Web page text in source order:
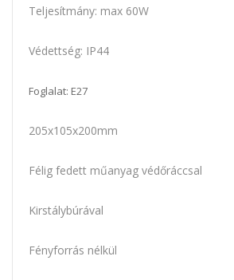
Teljesítmány: max 60W
Védettség: IP44
Foglalat: E27
205x105x200mm
Félig fedett műanyag védőráccsal
Kirstálybúrával
Fényforrás nélkül